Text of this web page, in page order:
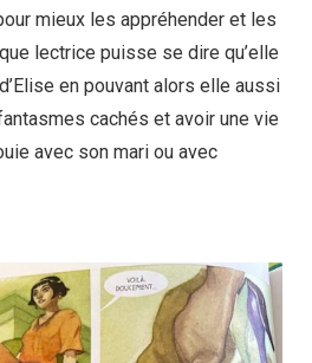
mieux les appréhender et les
lectrice puisse se dire qu’elle
en pouvant alors elle aussi
cachés et avoir une vie
avec son mari ou avec